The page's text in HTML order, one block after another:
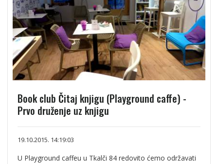
Book club Čitaj knjigu (Playground caffe) -
Prvo druženje uz knjigu
19.10.2015. 14:19:03
U Playground caffeu u Tkalči 84 redovito ćemo održavati